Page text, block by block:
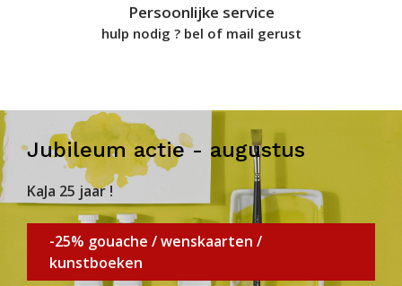
Persoonlijke service
hulp nodig ? bel of mail gerust
Jubileum actie - augustus
KaJa 25 jaar !
-25% gouache / wenskaarten /
kunstboeken